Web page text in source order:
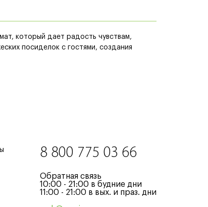
который дает радость чувствам,
посиделок с гостями, создания
8 800 775 03 66
Обратная связь
10:00 - 21:00 в будние дни
11:00 - 21:00 в вых. и праз. дни